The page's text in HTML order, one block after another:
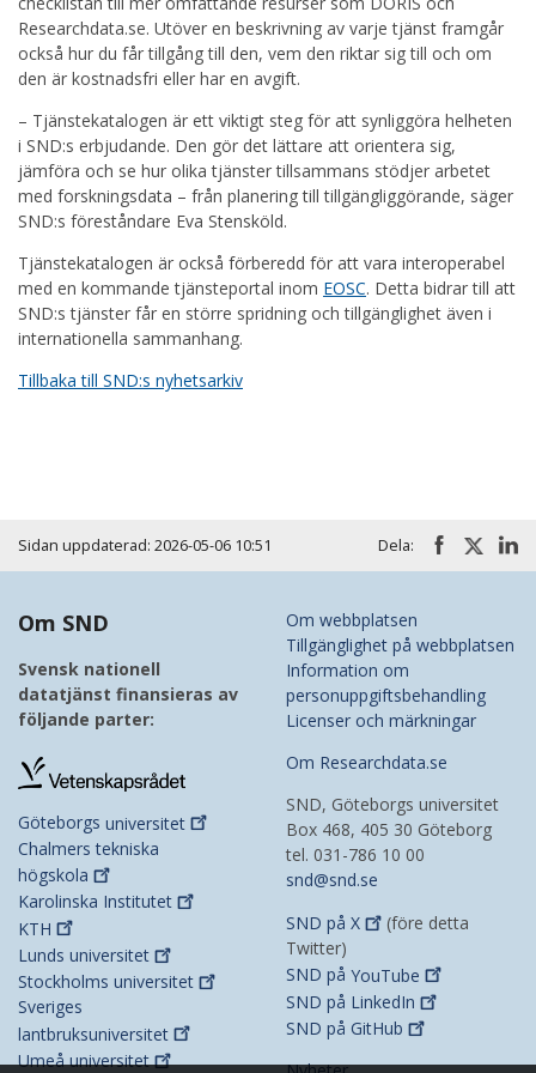
Researchdata.se. Utöver en beskrivning av varje tjänst framgår
också hur du får tillgång till den, vem den riktar sig till och om
den är kostnadsfri eller har en avgift.
– Tjänstekatalogen är ett viktigt steg för att synliggöra helheten
i SND:s erbjudande. Den gör det lättare att orientera sig,
jämföra och se hur olika tjänster tillsammans stödjer arbetet
med forskningsdata – från planering till tillgängliggörande, säger
SND:s föreståndare Eva Stensköld.
Tjänstekatalogen är också förberedd för att vara interoperabel
med en kommande tjänsteportal inom EOSC. Detta bidrar till att
SND:s tjänster får en större spridning och tillgänglighet även i
internationella sammanhang.
Tillbaka till SND:s nyhetsarkiv
Sidan uppdaterad: 2026-05-06 10:51 Dela:
Om SND
Svensk nationell
datatjänst finansieras av
följande parter:
Göteborgs universitet
Chalmers tekniska
högskola
Karolinska Institutet
KTH
Lunds universitet
Stockholms universitet
Sveriges
lantbruksuniversitet
Umeåuniversitet
Om webbplatsen
Tillgänglighet på webbplatsen
Information om
personuppgiftsbehandling
Licenser och märkningar
Om Researchdata.se
SND, Göteborgs universitet
Box 468, 405 30 Göteborg
tel. 031-786 10 00
snd@snd.se
SND på X
(före detta
Twitter)
SND på YouTube
SND på LinkedIn
SND på GitHub